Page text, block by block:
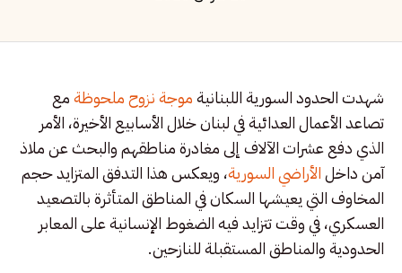
شهدت الحدود السورية اللبنانيةموجة نزوح ملحوظةمع
تصاعد الأعمال العدائية في لبنان خلال الأسابيع الأخيرة، الأمر
الذي دفع عشرات الآلاف إلى مغادرة مناطقهم والبحث عن ملاذ
آمن داخلالأراضي السورية، ويعكس هذا التدفق المتزايد حجم
المخاوف التي يعيشها السكان في المناطق المتأثرة بالتصعيد
العسكري، في وقت تتزايد فيه الضغوط الإنسانية على المعابر
الحدودية والمناطق المستقبلة للنازحين.